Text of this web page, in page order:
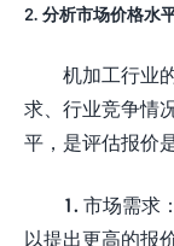
2. 分析市场价格水
机加工行业
求、行业竞争情
平，是评估报价
1. 市场需求
以提出更高的报